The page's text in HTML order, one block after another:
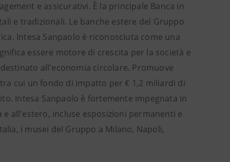
e assicurativi. È la principale Banca in
e tradizionali. Le banche estere del Gruppo
Intesa Sanpaolo è riconosciuta come una
essere motore di crescita per la società e
all'economia circolare. Promuove
cui un fondo di impatto per € 1,2 miliardi di
Intesa Sanpaolo è fortemente impegnata in
all'estero, incluse esposizioni permanenti e
i musei del Gruppo a Milano, Napoli,